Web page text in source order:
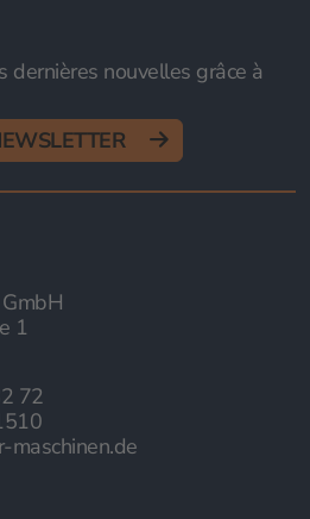
dernières nouvelles grâce à
1
72
maschinen.de